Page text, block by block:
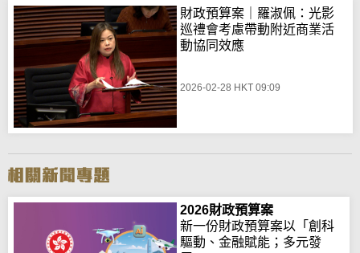
財政預算案｜羅淑佩：光影
巡禮會考慮帶動附近商業活
動協同效應
2026-02-28 HKT 09:09
2026財政預算案
新一份財政預算案以「創科
驅動、金融賦能；多元發